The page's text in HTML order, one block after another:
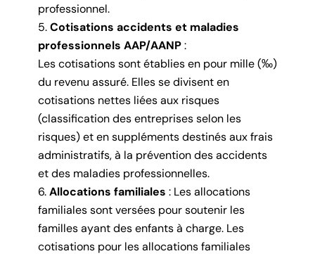
professionnel.
Cotisations accidents et maladies
professionnels AAP/AANP:
Les cotisations sont établies en pour mille (‰)
du revenu assuré. Elles se divisent en
cotisations nettes liées aux risques
(classification des entreprises selon les
risques) et en suppléments destinés aux frais
administratifs, à la prévention des accidents
et des maladies professionnelles.
Allocations familiales : Les allocations
familiales sont versées pour soutenir les
familles ayant des enfants à charge. Les
cotisations pour les allocations familiales